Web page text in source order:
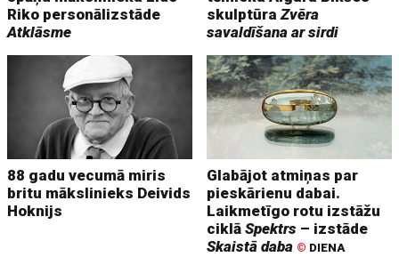
Riko personālizstāde
Atklāsme
skulptūraZvēra
savaldīšana ar sirdi
88 gadu vecumā miris
britu mākslinieks Deivids
Hoknijs
Glabājot atmiņas par
pieskārienu dabai.
Laikmetīgo rotu izstāžu
ciklāSpektrs – izstāde
Skaistā daba © DIENA